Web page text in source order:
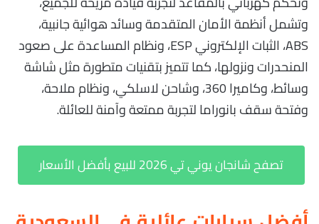
وتشمل أنظمة الأمان المتقدمة وسائد هوائية جانبية،
ABS، الثبات الإلكتروني ESP، ونظام المساعدة على صعود
المنحدرات ونزولها، كما تتميز بتقنيات متطورة مثل شاشة
وسائط، وكاميرا 360، وشاحن لاسلكي، ونظام ملاحة،
وفتحة سقف بانوراما لتجربة ممتعة وآمنة للعائلة.
تصفح شانجان يوني تي 2026 للبيع بأفضل الأسعار